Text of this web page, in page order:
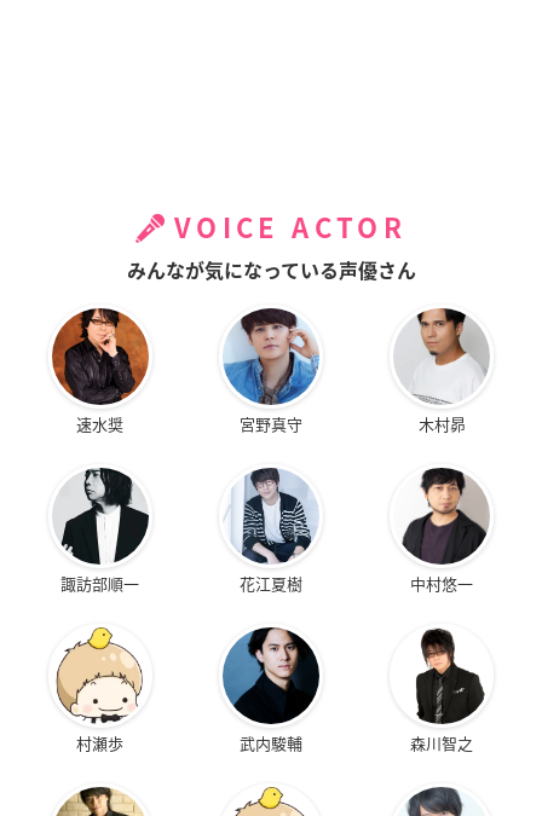
VOICE ACTOR
みんなが気になっている声優さん
速水奨 宮野真守 木村昴
諏訪部順一 花江夏樹 中村悠一
村瀬歩 武内駿輔 森川智之